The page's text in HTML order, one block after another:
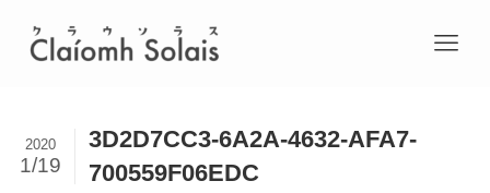
3D2D7CC3-6A2A-4632-AFA7-
700559F06EDC
2020
1/19